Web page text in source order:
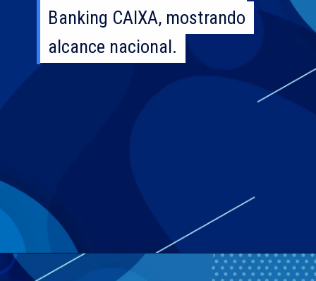
Banking CAIXA, mostrando
alcance nacional.
Banking CAIXA, mostrando
alcance nacional.